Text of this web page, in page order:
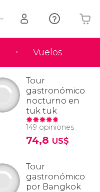
Vuelos
Tu carrito está vacío
Tour
gastronómico
nocturno en
tuk tuk
149 opiniones
74,8 US$
Tour
gastronómico
por Bangkok